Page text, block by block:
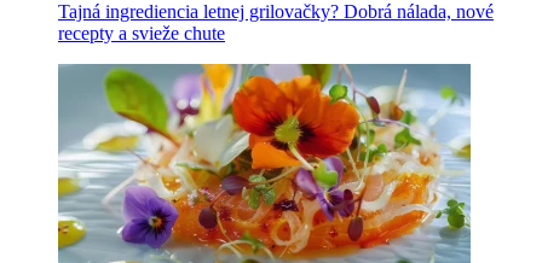
Tajná ingrediencia letnej grilovačky? Dobrá nálada, nové
recepty a svieže chute